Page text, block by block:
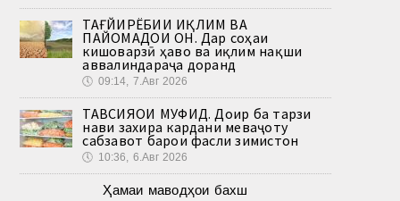
ТАҒЙИРЁБИИ ИҚЛИМ ВА
ПАЙОМАДҲОИ ОН. Дар соҳаи
кишоварзӣ ҳаво ва иқлим нақши
аввалиндараҷа доранд
🕔 09:14, 7.Авг 2026
ТАВСИЯҲОИ МУФИД. Доир ба тарзи
нави захира кардани меваҷоту
сабзавот барои фасли зимистон
🕔 10:36, 6.Авг 2026
Ҳамаи маводҳои бахш